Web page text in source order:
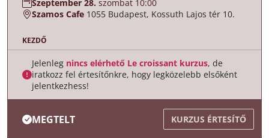
Szeptember 28. szombat 10:00
Szamos Cafe 1055 Budapest, Kossuth Lajos tér 10.
KEZDŐ
Jelenleg nincs elérhető Le croissant kurzus, de
iratkozz fel értesítőnkre, hogy legközelebb elsőként
jelentkezhess!
MEGTELT KURZUS ÉRTESÍTŐ